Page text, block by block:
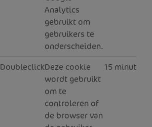
Analytics
gebruikt om
gebruikers te
onderscheiden.
DoubleclickDeze cookie
wordt gebruikt
om te
controleren of
de browser van
15 minuten